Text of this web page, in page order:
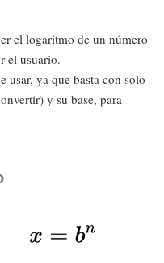
el logaritmo de un número
el usuario.
ya que basta con solo
y su base, para